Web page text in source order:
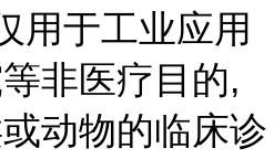
用于工业应用
非医疗目的,
动物的临床诊